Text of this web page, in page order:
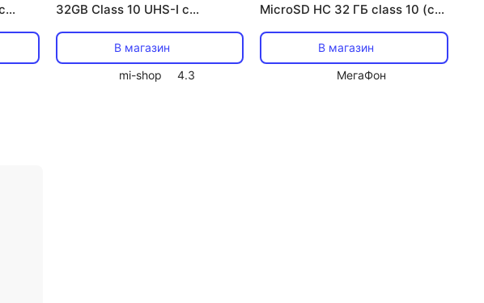
32GB Class 10 UHS-I c
В магазин
mi-shop
4.3
MicroSD HC 32 ГБ class 10 (с
В магазин
МегаФон